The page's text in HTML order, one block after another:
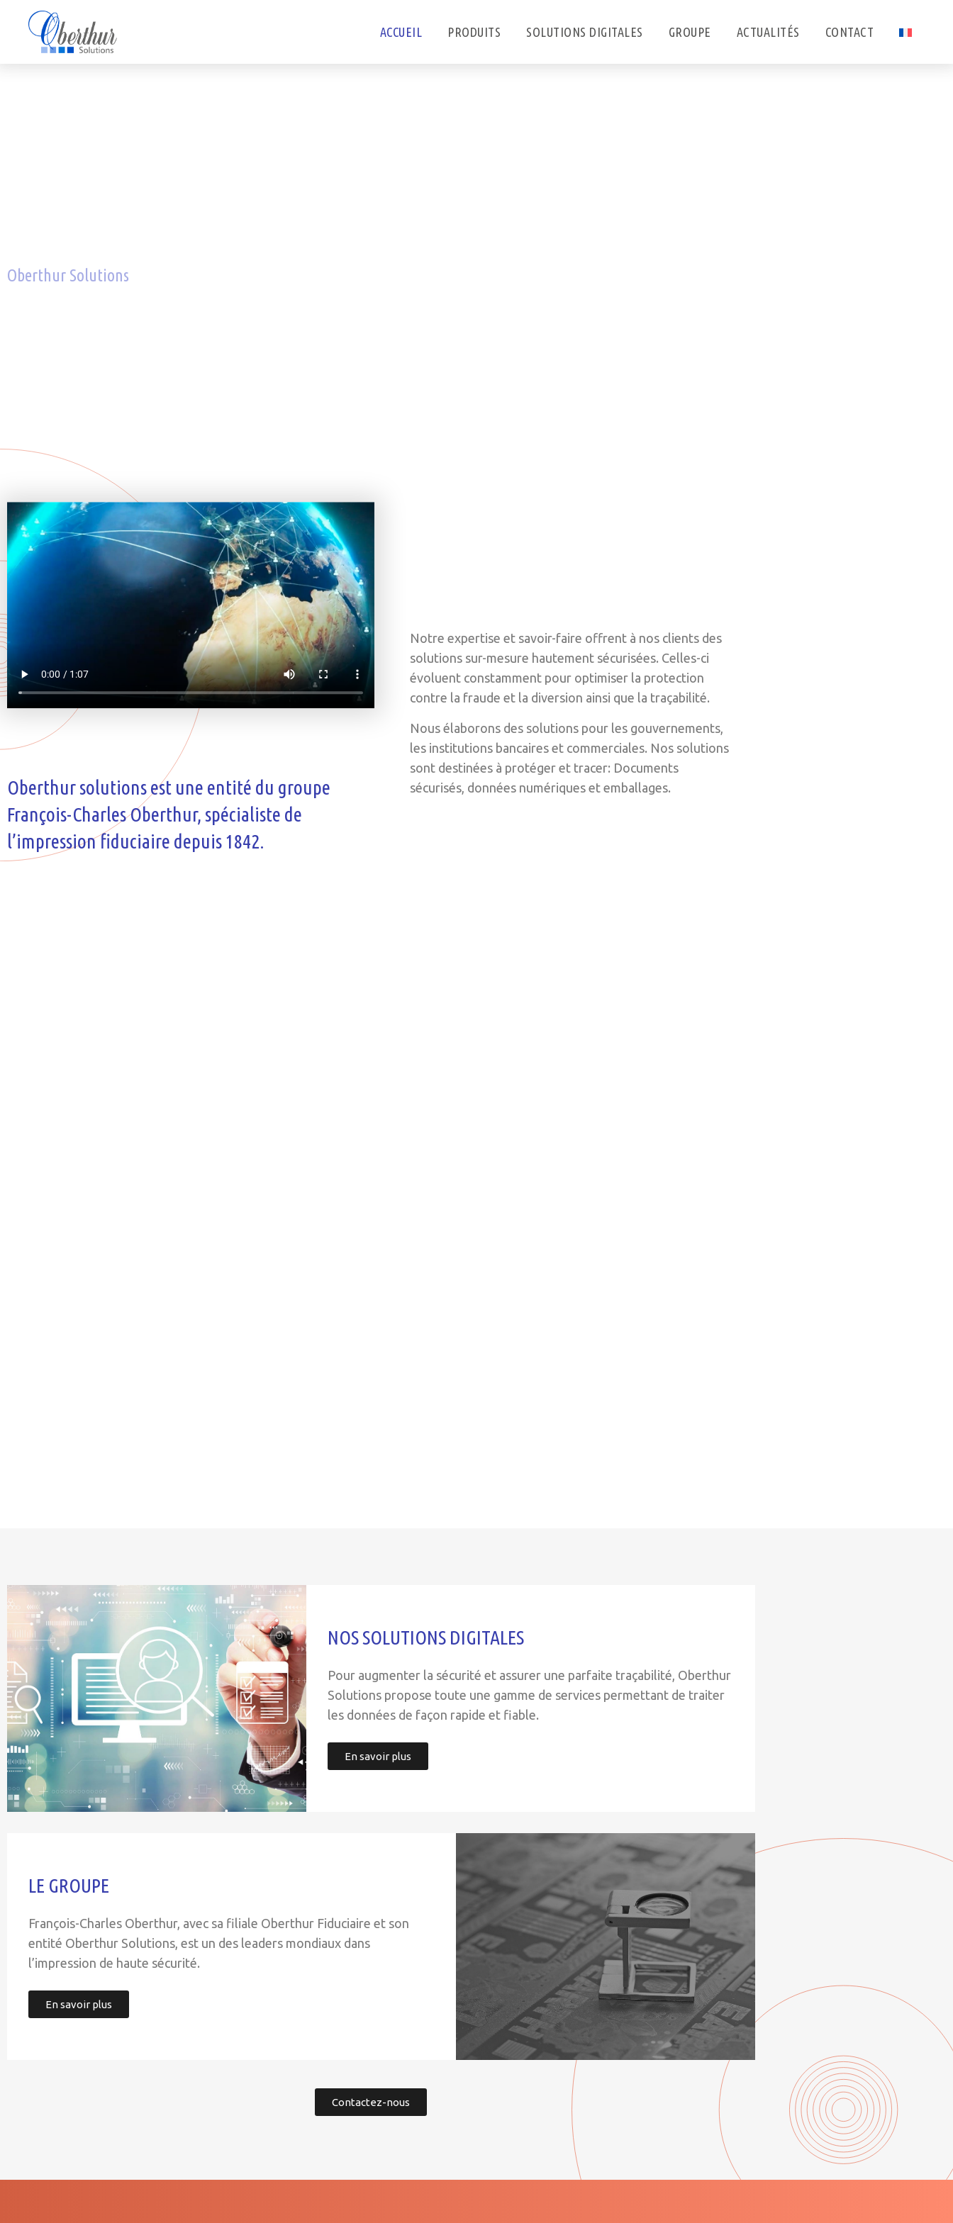
ACCUEIL PRODUITS SOLUTIONS DIGITALES GROUPE ACTUALITÉS CONTACT
Oberthur Solutions
Oberthur solutions est une entité du groupe
François-Charles Oberthur, spécialiste de
l’impression fiduciaire depuis 1842.
Notre expertise et savoir-faire offrent à nos clients des
solutions sur-mesure hautement sécurisées. Celles-ci
évoluent constamment pour optimiser la protection
contre la fraude et la diversion ainsi que la traçabilité.
Nous élaborons des solutions pour les gouvernements,
les institutions bancaires et commerciales. Nos solutions
sont destinées à protéger et tracer: Documents
sécurisés, données numériques et emballages.
NOS SOLUTIONS DIGITALES
Pour augmenter la sécurité et assurer une parfaite traçabilité, Oberthur
Solutions propose toute une gamme de services permettant de traiter
les données de façon rapide et fiable.
En savoir plus
LE GROUPE
François-Charles Oberthur, avec sa filiale Oberthur Fiduciaire et son
entité Oberthur Solutions, est un des leaders mondiaux dans
l’impression de haute sécurité.
En savoir plus
Contactez-nous